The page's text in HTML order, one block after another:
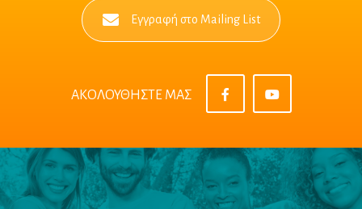
Εγγραφή στο Mailing List
ΑΚΟΛΟΥΘΗΣΤΕ ΜΑΣ